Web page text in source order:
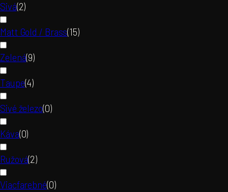
Sivá(2)
Matt Gold / Brass(15)
Zelená(9)
Taupe(4)
Sivé železo(0)
Káva(0)
Ružová(2)
Viacfarebné(0)